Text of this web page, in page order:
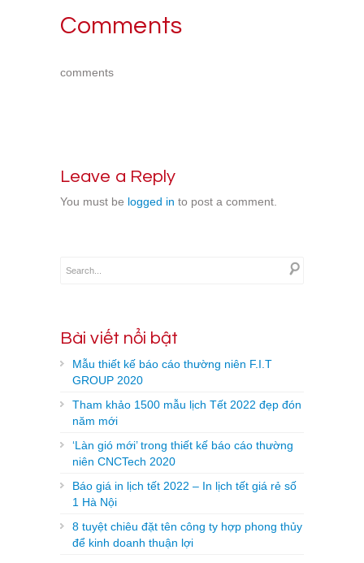
Comments
comments
Leave a Reply
You must be logged in to post a comment.
Bài viết nổi bật
Mẫu thiết kế báo cáo thường niên F.I.T
GROUP 2020
Tham khảo 1500 mẫu lịch Tết 2022 đẹp đón
năm mới
‘Làn gió mới’ trong thiết kế báo cáo thường
niên CNCTech 2020
Báo giá in lịch tết 2022 – In lịch tết giá rẻ số
1 Hà Nội
8 tuyệt chiêu đặt tên công ty hợp phong thủy
để kinh doanh thuận lợi